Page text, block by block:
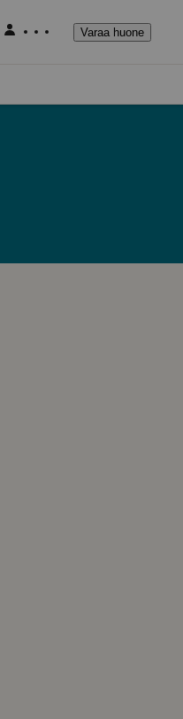
Varaa huone